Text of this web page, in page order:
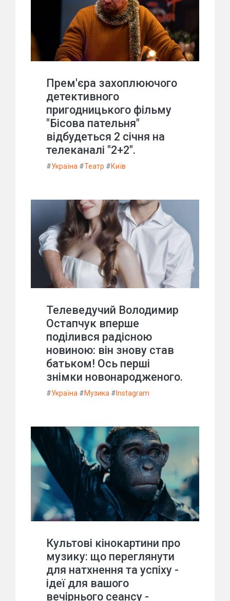
Прем'єра захоплюючого
детективного
пригодницького фільму
"Бісова пательня"
відбудеться 2 січня на
телеканалі "2+2".
#Україна #Театр #Київ
Телеведучий Володимир
Остапчук вперше
поділився радісною
новиною: він знову став
батьком! Ось перші
знімки новонародженого.
#Україна #Музика # Instagram
Культові кінокартини про
музику: що переглянути
для натхнення та успіху -
ідеї для вашого
вечірнього сеансу -